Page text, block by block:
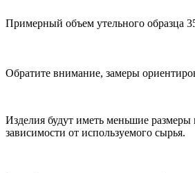
Примерный объем утельного образца
Обратите внимание, замеры
Изделия будут иметь меньшие размеры
зависимости от используемого сырья.